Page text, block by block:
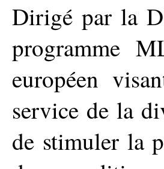
Dirigé par la
programme
européen
service de la
de stimuler la